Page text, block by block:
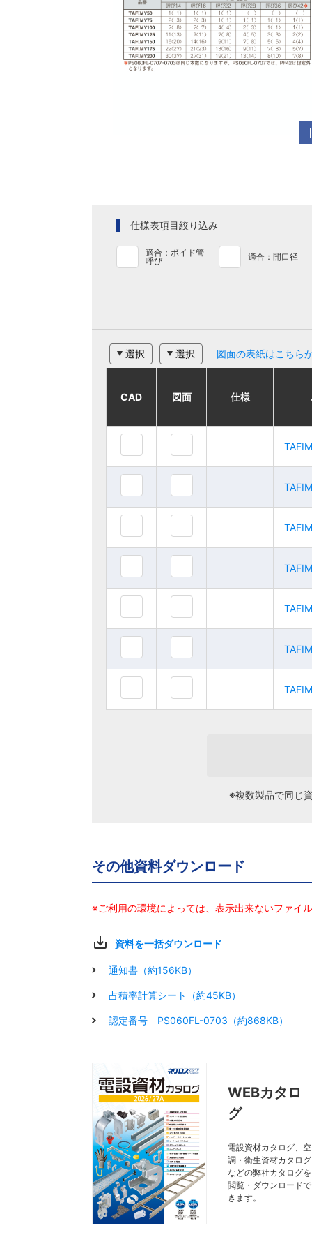
仕様表項目絞り込み
適合：ボイド管
呼び
適合：開口径
選択 選択 図面の表紙はこちら
CAD 図面 ご注文品番
TAFIMY50
TAFIMY75
TAFIMY175
TAFIMY200
CAD 図面 仕様
CAD 図面 ご注文品番
TAFIMY50
TAFIMY75
TAFIMY175
TAFIMY200
CAD 図面 仕様
※複数製品で同じ
その他資料ダウンロード
※ご利用の環境によっては、表示出来ないファイ
資料を一括ダウンロード
通知書（約156KB）
占積率計算シート（約45KB）
認定番号 PS060FL-0703（約868KB）
WEBカタロ
グ
電設資材カタログ、空
調・衛生資材カタログ
などの弊社カタログを
閲覧・ダウンロードで
きます。